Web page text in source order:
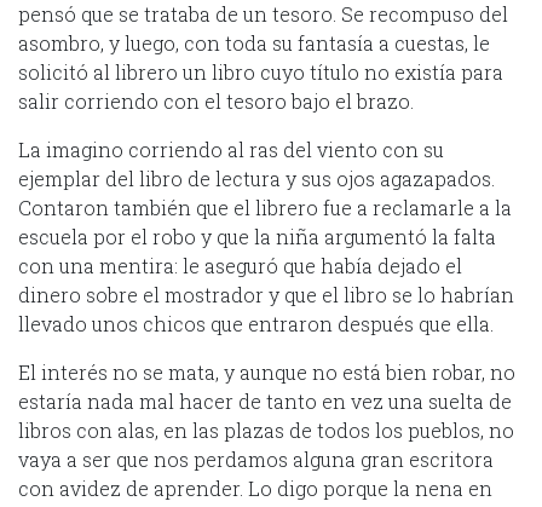
pensó que se trataba de un tesoro. Se recompuso del
asombro, y luego, con toda su fantasía a cuestas, le
solicitó al librero un libro cuyo título no existía para
salir corriendo con el tesoro bajo el brazo.
La imagino corriendo al ras del viento con su
ejemplar del libro de lectura y sus ojos agazapados.
Contaron también que el librero fue a reclamarle a la
escuela por el robo y que la niña argumentó la falta
con una mentira: le aseguró que había dejado el
dinero sobre el mostrador y que el libro se lo habrían
llevado unos chicos que entraron después que ella.
El interés no se mata, y aunque no está bien robar, no
estaría nada mal hacer de tanto en vez una suelta de
libros con alas, en las plazas de todos los pueblos, no
vaya a ser que nos perdamos alguna gran escritora
con avidez de aprender. Lo digo porque la nena en